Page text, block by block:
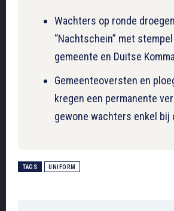
Wachters op ronde
“Nachtschein” met
gemeente en Duitse
Gemeenteoversten en
kregen een permanente
gewone wachters enkel bij
TAGS UNIFORM